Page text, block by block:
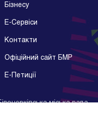
Бізнесу
E-Cервіси
Контакти
Офіційний сайт БМР
E-Петиції
міська рада